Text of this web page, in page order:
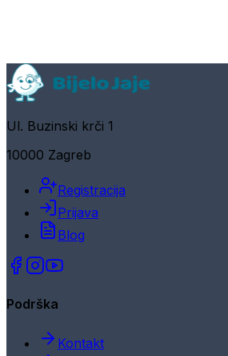
Ul. Buzinski krči 1
10000 Zagreb
Registracija
Prijava
Blog
Podrška
Kontakt